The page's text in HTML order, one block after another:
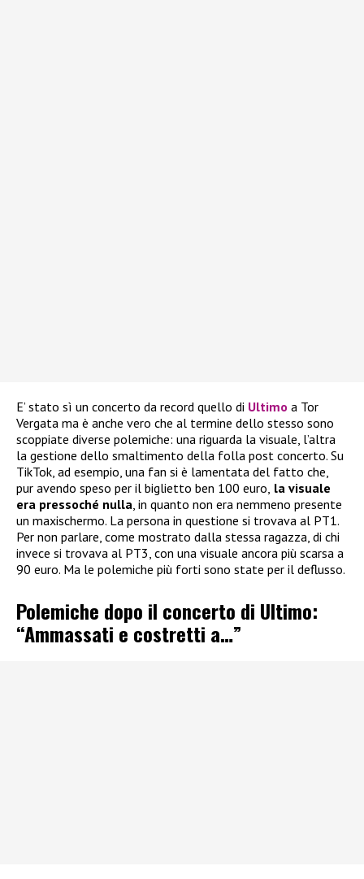
E’ stato sì un concerto da record quello di Ultimo a Tor
Vergata ma è anche vero che al termine dello stesso sono
scoppiate diverse polemiche: una riguarda la visuale, l’altra
la gestione dello smaltimento della folla post concerto. Su
TikTok, ad esempio, una fan si è lamentata del fatto che,
pur avendo speso per il biglietto ben 100 euro, la visuale
era pressoché nulla, in quanto non era nemmeno presente
un maxischermo. La persona in questione si trovava al PT1.
Per non parlare, come mostrato dalla stessa ragazza, di chi
invece si trovava al PT3, con una visuale ancora più scarsa a
90 euro. Ma le polemiche più forti sono state per il deflusso.
Polemiche dopo il concerto di Ultimo:
“Ammassati e costretti a…”